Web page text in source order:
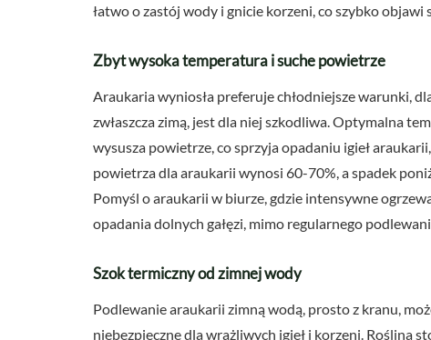
łatwo o zastój wody i gnicie korzeni, co szybko objawi
Zbyt wysoka temperatura i suche powietrze
Araukaria wyniosła preferuje chłodniejsze warunki,
zwłaszcza zimą, jest dla niej szkodliwa. Optymalna
wysusza powietrze, co sprzyja opadaniu igieł
powietrza dla araukarii wynosi 60-70%, a spadek
Pomyśl o araukarii w biurze, gdzie intensywne
opadania dolnych gałęzi, mimo regularnego
Szok termiczny od zimnej wody
Podlewanie araukarii zimną wodą, prosto z kranu,
niebezpieczne dla wrażliwych igieł i korzeni. Roślina